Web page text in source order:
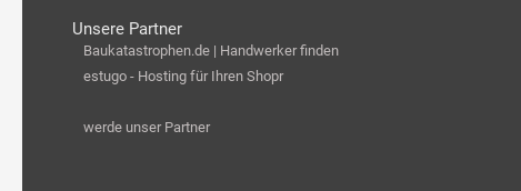
Unsere Partner
Baukatastrophen.de | Handwerker finden
estugo - Hosting für Ihren Shopr
werde unser Partner